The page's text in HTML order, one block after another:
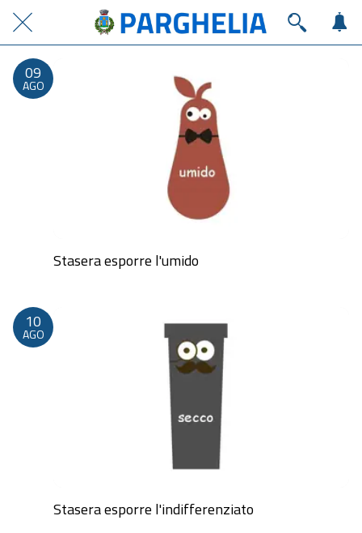
09
AGO
Stasera esporre l'umido
Dalle 20:00 alle 23:59
10
AGO
Stasera esporre l'indifferenziato
Dalle 20:00 alle 23:59